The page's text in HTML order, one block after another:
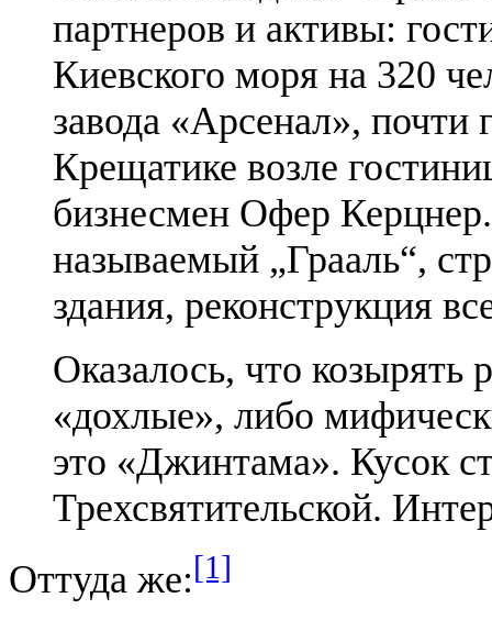
партнеров и активы:
Киевского моря на 320
завода «Арсенал», почти
Крещатике возле
бизнесмен Офер
называемый „Грааль“,
здания, реконструкция
Оказалось, что козырять
«дохлые», либо
это «Джинтама». Кусок
Трехсвятительской.
Оттуда же:[1]